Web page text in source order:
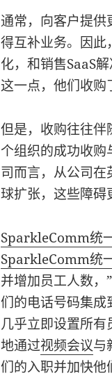
通常，向客户提
得互补业务。因此
化，和销售SaaS
这一点，他们收购
但是，收购往往
个组织的成功收
司而言，从公司
球扩张，这些障碍
SparkleComm统
SparkleComm统
并增加员工人数，
们的电话号码集成
几乎立即设置所有
地通过视频会议与
们的入职并加快他